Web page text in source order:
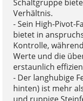
Schaltgruppe
Verhältnis.
- Sein High-Pivot-
bietet in
Kontrolle,
Werte und die
erstaunlich
- Der langhubige
hinten) ist mehr